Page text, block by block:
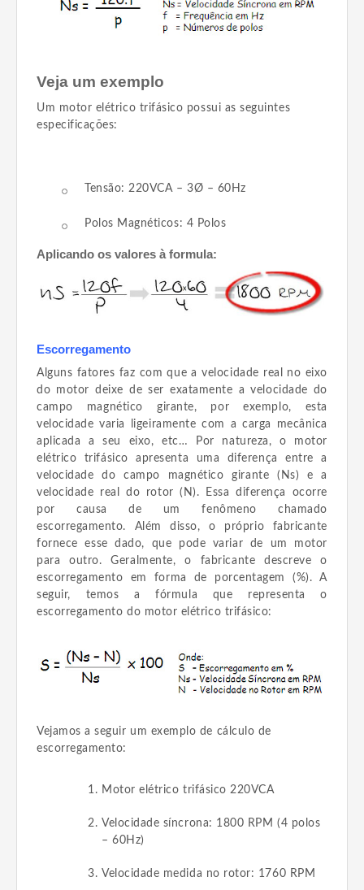
Veja um exemplo
Um motor elétrico trifásico possui as seguintes
especificações:
Tensão: 220VCA – 3Ø – 60Hz
Polos Magnéticos: 4 Polos
Aplicando os valores à formula:
Escorregamento
Alguns fatores faz com que a velocidade real no eixo
do motor deixe de ser exatamente a velocidade do
campo magnético girante, por exemplo, esta
velocidade varia ligeiramente com a carga mecânica
aplicada a seu eixo, etc… Por natureza, o motor
elétrico trifásico apresenta uma diferença entre a
velocidade do campo magnético girante (Ns) e a
velocidade real do rotor (N). Essa diferença ocorre
por causa de um fenômeno chamado
escorregamento. Além disso, o próprio fabricante
fornece esse dado, que pode variar de um motor
para outro. Geralmente, o fabricante descreve o
escorregamento em forma de porcentagem (%). A
seguir, temos a fórmula que representa o
escorregamento do motor elétrico trifásico:
Vejamos a seguir um exemplo de cálculo de
escorregamento:
Motor elétrico trifásico 220VCA
Velocidade síncrona: 1800 RPM (4 polos
– 60Hz)
Velocidade medida no rotor: 1760 RPM